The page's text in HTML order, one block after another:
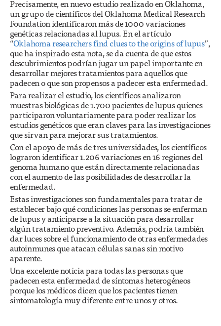
Precisamente, en nuevo estudio realizado en Oklahoma,
un grupo de científicos del Oklahoma Medical Research
Foundation identificaron más de 1000 variaciones
genéticas relacionadas al lupus. En el artículo
“Oklahoma researchers find clues to the origins of lupus”,
que ha inspirado esta nota, se da cuenta de que estos
descubrimientos podrían jugar un papel importante en
desarrollar mejores tratamientos para aquellos que
padecen o que son propensos a padecer esta enfermedad.
Para realizar el estudio, los científicos analizaron
muestras biológicas de 1.700 pacientes de lupus quienes
participaron voluntariamente para poder realizar los
estudios genéticos que eran claves para las investigaciones
que sirvan para mejorar sus tratamientos.
Con el apoyo de más de tres universidades, los científicos
lograron identificar 1.206 variaciones en 16 regiones del
genoma humano que están directamente relacionadas
con el aumento de las posibilidades de desarrollar la
enfermedad.
Estas investigaciones son fundamentales para tratar de
establecer bajo qué condiciones las personas se enferman
de lupus y anticiparse a la situación para desarrollar
algún tratamiento preventivo. Además, podría también
dar luces sobre el funcionamiento de otras enfermedades
autoinmunes que atacan células sanas sin motivo
aparente.
Una excelente noticia para todas las personas que
padecen esta enfermedad de síntomas heterogéneos
porque los médicos dicen que los pacientes tienen
sintomatología muy diferente entre unos y otros.